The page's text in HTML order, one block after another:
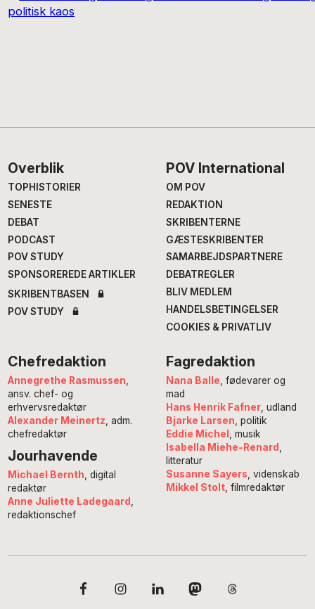
Footer
Overblik
TOPHISTORIER
SENESTE
DEBAT
PODCAST
POV STUDY
SPONSOREREDE ARTIKLER
SKRIBENTBASEN
POV STUDY
POV International
OM POV
REDAKTION
SKRIBENTERNE
GÆSTESKRIBENTER
SAMARBEJDSPARTNERE
DEBATREGLER
BLIV MEDLEM
HANDELSBETINGELSER
COOKIES & PRIVATLIV
Chefredaktion
Annegrethe Rasmussen
ansv. chef- og
erhvervsredaktør
Alexander Meinertz , adm.
chefredaktør
Jourhavende
Michael Bernth , digital
redaktør
Anne Juliette Ladegaard
redaktionschef
Fagredaktion
Nana Balle , fødevarer og
mad
Hans Henrik Fafner, udland
Bjarke Larsen , politik
Eddie Michel
, musik
Isabella Miehe-Renard
litteratur
Susanne Sayers , videnskab
Mikkel Stolt, filmredaktør